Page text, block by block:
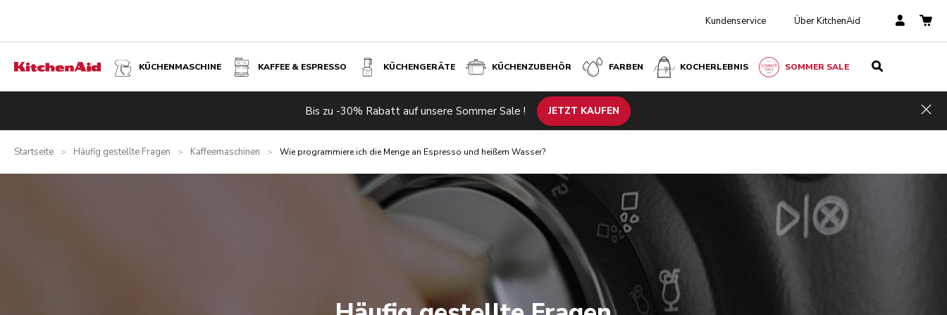
Kundenservice Über KitchenAid
KÜCHENMASCHINE KAFFEE & ESPRESSO KÜCHENGERÄTE KÜCHENZUBEHÖR FARBEN KOCHERLEBNIS SOMMER SALE
Bis zu -30% Rabatt auf unsere Sommer Sale ! JETZT KAUFEN
Startseite > Häufig gestellte Fragen > Kaffeemaschinen > Wie programmiere ich die Menge an Espresso und heißem Wasser?